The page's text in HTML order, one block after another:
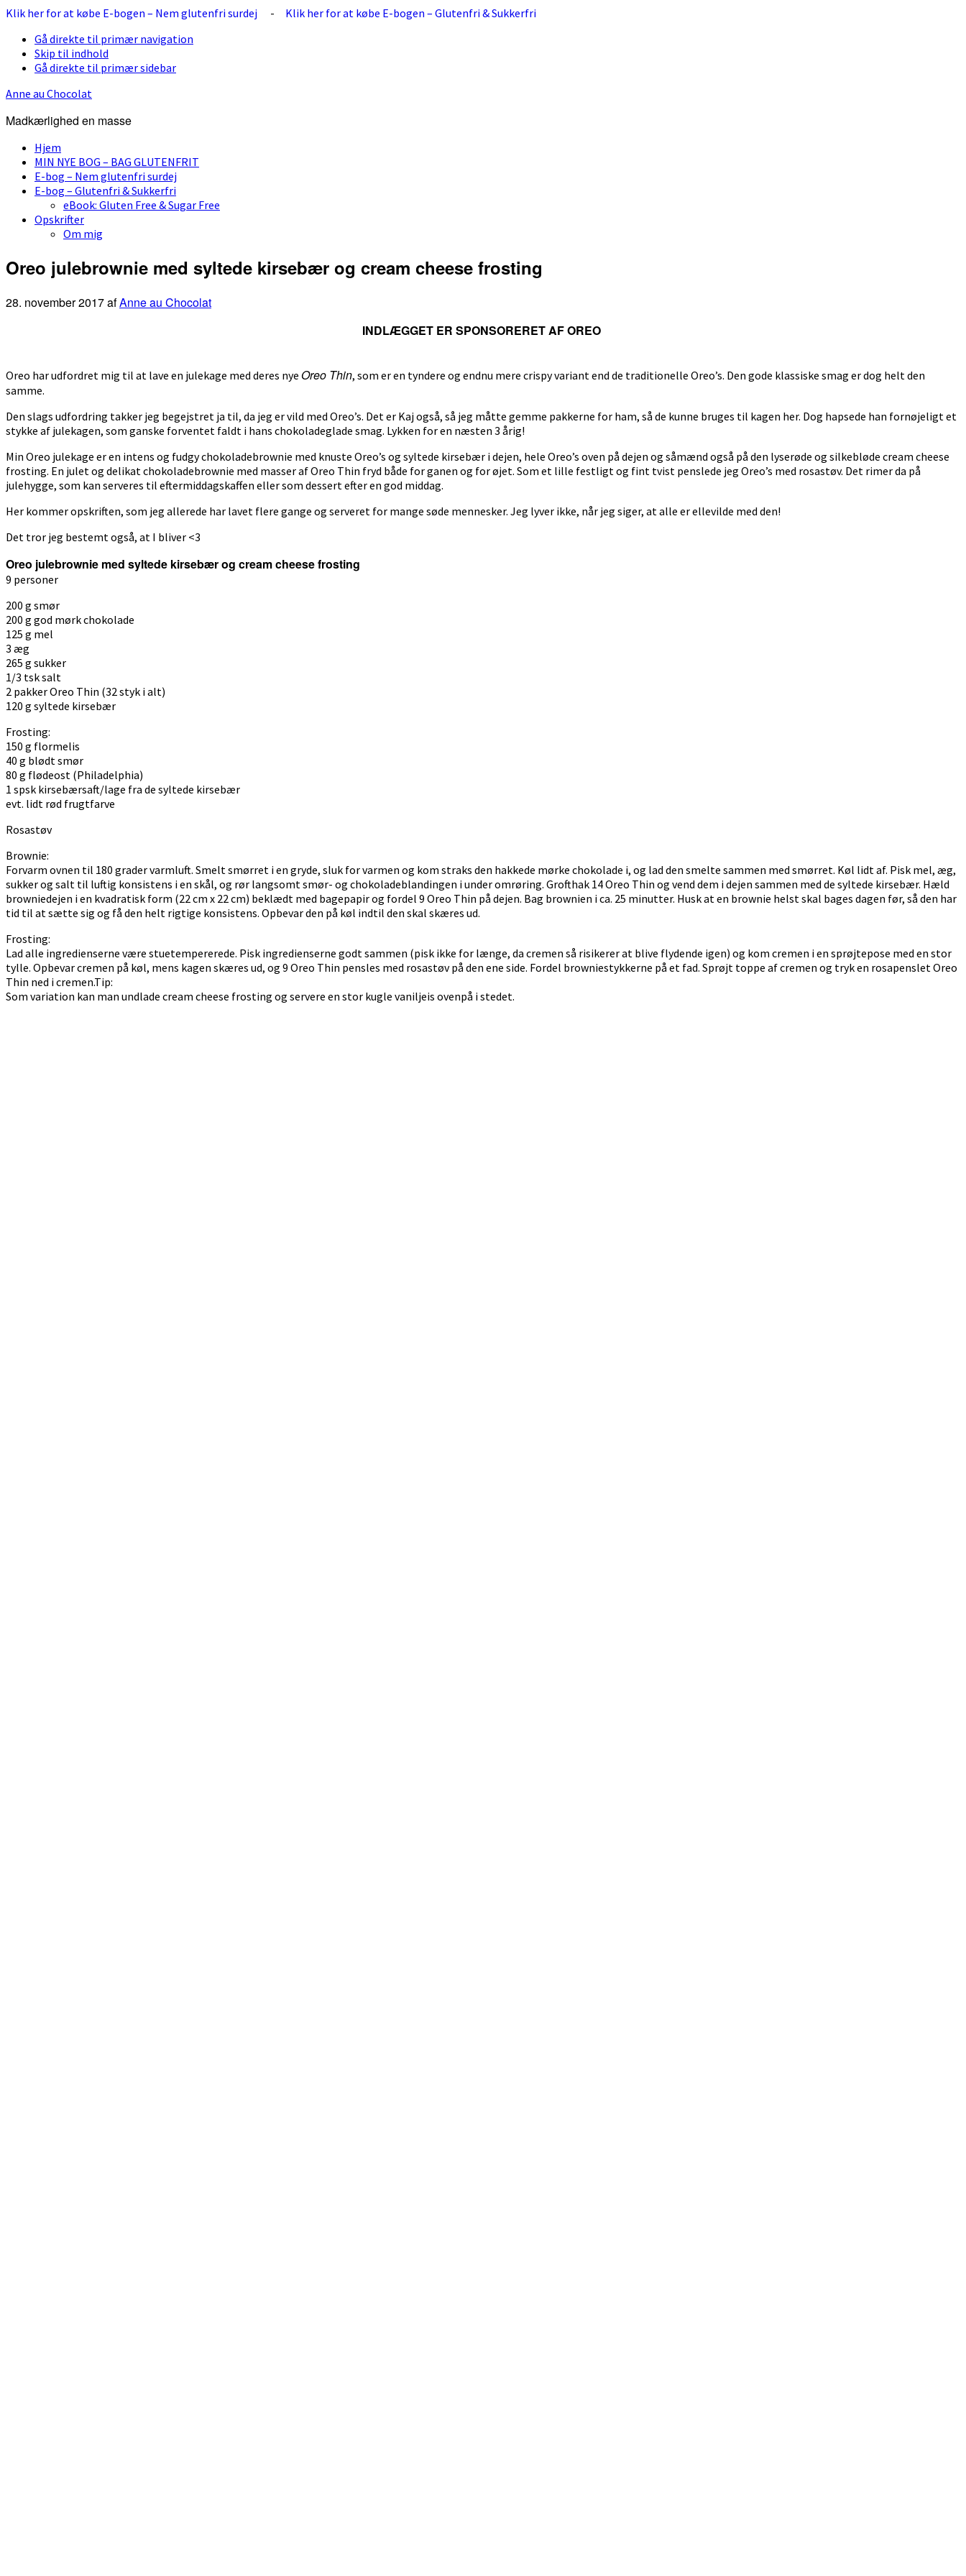
Klik her for at købe E-bogen – Nem glutenfri surdej - Klik her for at købe E-bogen – Glutenfri & Sukkerfri
Gå direkte til primær navigation
Skip til indhold
Gå direkte til primær sidebar
Anne au Chocolat
Madkærlighed en masse
Hjem
MIN NYE BOG – BAG GLUTENFRIT
E-bog – Nem glutenfri surdej
E-bog – Glutenfri & Sukkerfri
eBook: Gluten Free & Sugar Free
Opskrifter
Om mig
Oreo julebrownie med syltede kirsebær og cream cheese frosting
28. november 2017afAnne au Chocolat
INDLÆGGET ER SPONSORERET AF OREO
Oreo har udfordret mig til at lave en julekage med deres nye Oreo Thin, som er en tyndere og endnu mere crispy variant end de traditionelle Oreo’s. Den gode klassiske smag er dog helt den
samme.
Den slags udfordring takker jeg begejstret ja til, da jeg er vild med Oreo’s. Det er Kaj også, så jeg måtte gemme pakkerne for ham, så de kunne bruges til kagen her. Dog hapsede han fornøjeligt et
stykke af julekagen, som ganske forventet faldt i hans chokoladeglade smag. Lykken for en næsten 3 årig!
Min Oreo julekage er en intens og fudgy chokoladebrownie med knuste Oreo’s og syltede kirsebær i dejen, hele Oreo’s oven på dejen og såmænd også på den lyserøde og silkebløde cream cheese
frosting. En julet og delikat chokoladebrownie med masser af Oreo Thin fryd både for ganen og for øjet. Som et lille festligt og fint tvist penslede jeg Oreo’s med rosastøv. Det rimer da på
julehygge, som kan serveres til eftermiddagskaffen eller som dessert efter en god middag.
Her kommer opskriften, som jeg allerede har lavet flere gange og serveret for mange søde mennesker. Jeg lyver ikke, når jeg siger, at alle er ellevilde med den!
Det tror jeg bestemt også, at I bliver <3
Oreo julebrownie med syltede kirsebær og cream cheese frosting
9 personer
200 g smør
200 g god mørk chokolade
125 g mel
3 æg
265 g sukker
1/3 tsk salt
2 pakker Oreo Thin (32 styk i alt)
120 g syltede kirsebær
Frosting:
150 g flormelis
40 g blødt smør
80 g flødeost (Philadelphia)
1 spsk kirsebærsaft/lage fra de syltede kirsebær
evt. lidt rød frugtfarve
Rosastøv
Brownie:
Forvarm ovnen til 180 grader varmluft. Smelt smørret i en gryde, sluk for varmen og kom straks den hakkede mørke chokolade i, og lad den smelte sammen med smørret. Køl lidt af. Pisk mel, æg,
sukker og salt til luftig konsistens i en skål, og rør langsomt smør- og chokoladeblandingen i under omrøring. Grofthak 14 Oreo Thin og vend dem i dejen sammen med de syltede kirsebær. Hæld
browniedejen i en kvadratisk form (22 cm x 22 cm) beklædt med bagepapir og fordel 9 Oreo Thin på dejen. Bag brownien i ca. 25 minutter. Husk at en brownie helst skal bages dagen før, så den har
tid til at sætte sig og få den helt rigtige konsistens. Opbevar den på køl indtil den skal skæres ud.
Frosting:
Lad alle ingredienserne være stuetempererede. Pisk ingredienserne godt sammen (pisk ikke for længe, da cremen så risikerer at blive flydende igen) og kom cremen i en sprøjtepose med en stor
tylle. Opbevar cremen på køl, mens kagen skæres ud, og 9 Oreo Thin pensles med rosastøv på den ene side. Fordel browniestykkerne på et fad. Sprøjt toppe af cremen og tryk en rosapenslet Oreo
Thin ned i cremen.Tip:
Som variation kan man undlade cream cheese frosting og servere en stor kugle vaniljeis ovenpå i stedet.